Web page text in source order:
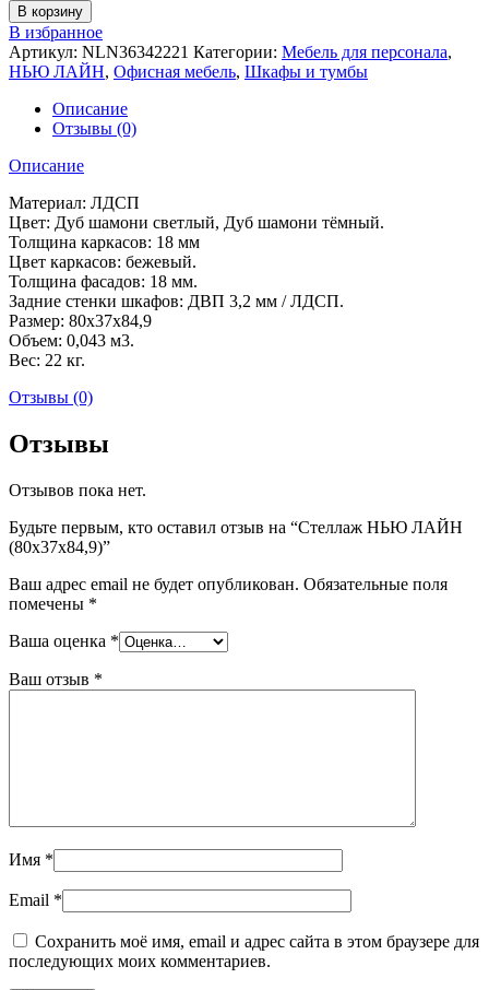
В корзину
В избранное
Артикул: NLN36342221 Категории: Мебель для персонала,
НЬЮ ЛАЙН, Офисная мебель, Шкафы и тумбы
Описание
Отзывы (0)
Описание
Материал: ЛДСП
Цвет: Дуб шамони светлый, Дуб шамони тёмный.
Толщина каркасов: 18 мм
Цвет каркасов: бежевый.
Толщина фасадов: 18 мм.
Задние стенки шкафов: ДВП 3,2 мм / ЛДСП.
Размер: 80x37x84,9
Объем: 0,043 м3.
Вес: 22 кг.
Отзывы (0)
Отзывы
Отзывов пока нет.
Будьте первым, кто оставил отзыв на “Стеллаж НЬЮ ЛАЙН
(80x37x84,9)”
Ваш адрес email не будет опубликован. Обязательные поля
помечены *
Ваша оценка *
Ваш отзыв *
Имя *
Email *
Сохранить моё имя, email и адрес сайта в этом браузере для
последующих моих комментариев.